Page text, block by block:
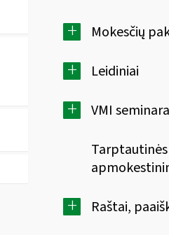
+ Mokesčių
+ Leidiniai
+
VMI
+
Raštai,